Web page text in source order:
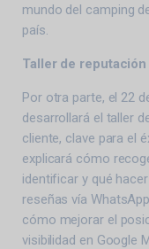
mundo del camping
país.
Taller de
Por otra parte, el 22
desarrollará el taller
cliente, clave para el
explicará cómo
identificar y qué
reseñas vía
cómo mejorar el
visibilidad en Google